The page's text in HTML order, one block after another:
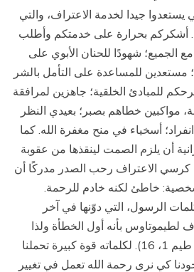
يستعدوا جيدا لخدمة الاعتراف، والتي
أشكركم بحرارة على خدمتكم وأطلب
الجميع؛ شهودًا للحنان الأبوي على
مستعدين للمساعدة على التأمل بالشر
للمبادئ الخلقية؛ جاهزين لمرافقة
مواكبين خطاهم بصبر؛ بعيدي النظر
أسخياء في منح مغفرة الله. كما
أن يلزم الصمت لينقذها من عقوبة
كرسي الاعتراف رحب الصدر مدركًا أن
خاطئ لكنه خادم للرحمة.
الرسول، التي دوّنها في آخر
لطيموتاوس بأنه أول الخطأة ولذا
“فإِنِّي نِلْتُ الرّحمَةَ” (را. 1 طيم 1، 16). لكلماته قوة كبيرة تحملنا
كي نرى رحمة الله تعمل في تغيير